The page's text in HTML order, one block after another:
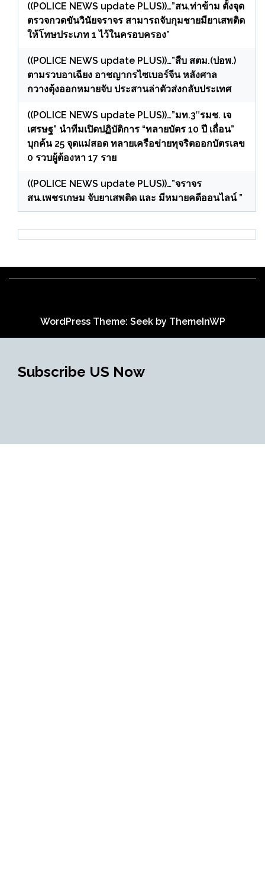
((POLICE NEWS update PLUS))…”สน.ท่าข้าม ตั้งจุด
ตรวจกวดขันวินัยจราจร สามารถจับกุมชายมียาเสพติด
ให้โทษประเภท 1 ไว้ในครอบครอง”
((POLICE NEWS update PLUS))…”สืบ สตม.(ปอพ.)
ตามรวบอาเฉียง อาชญากรไซเบอร์จีน หลังศาล
กวางตุ้งออกหมายจับ ประสานล่าตัวส่งกลับประเทศ
((POLICE NEWS update PLUS))…”มท.3″รมช. เจ
เศรษฐ” นำทีมเปิดปฏิบัติการ “ทลายบัตร 10 ปี เถื่อน”
บุกค้น 25 จุดแม่สอด ทลายเครือข่ายทุจริตออกบัตรเลข
0 รวบผู้ต้องหา 17 ราย
((POLICE NEWS update PLUS))…”จราจร
สน.เพชรเกษม จับยาเสพติด และ มีหมายคดีออนไลน์ ”
WordPress Theme: Seek by ThemeInWP
Subscribe US Now